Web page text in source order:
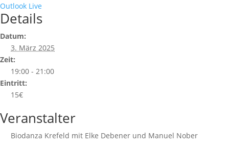
Outlook Live
Details
Datum:
3. März 2025
Zeit:
19:00 - 21:00
Eintritt:
15€
Veranstalter
Biodanza Krefeld mit Elke Debener und Manuel Nober